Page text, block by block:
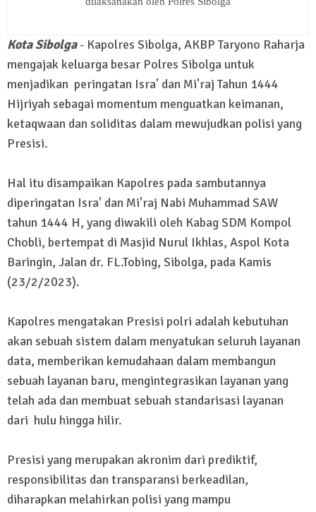
Kota Sibolga- Kapolres Sibolga, AKBP Taryono Raharja
mengajak keluarga besar Polres Sibolga untuk
menjadikan peringatan Isra' dan Mi'raj Tahun 1444
Hijriyah sebagai momentum menguatkan keimanan,
ketaqwaan dan soliditas dalam mewujudkan polisi yang
Presisi.
Hal itu disampaikan Kapolres pada sambutannya
diperingatan Isra' dan Mi'raj Nabi Muhammad SAW
tahun 1444 H, yang diwakili oleh Kabag SDM Kompol
Chobli, bertempat di Masjid Nurul Ikhlas, Aspol Kota
Baringin, Jalan dr. FL.Tobing, Sibolga, pada Kamis
(23/2/2023).
Kapolres mengatakan Presisi polri adalah kebutuhan
akan sebuah sistem dalam menyatukan seluruh layanan
data, memberikan kemudahaan dalam membangun
sebuah layanan baru, mengintegrasikan layanan yang
telah ada dan membuat sebuah standarisasi layanan
dari hulu hingga hilir.
Presisi yang merupakan akronim dari prediktif,
responsibilitas dan transparansi berkeadilan,
diharapkan melahirkan polisi yang mampu